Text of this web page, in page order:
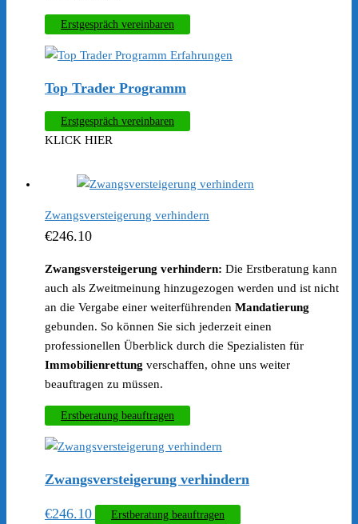
Erstgespräch vereinbaren
Top Trader Programm
Erstgespräch vereinbaren
KLICK HIER
Zwangsversteigerung verhindern
€246.10
Zwangsversteigerung verhindern: Die Erstberatung kann
auch als Zweitmeinung hinzugezogen werden und ist nicht
an die Vergabe einer weiterführenden Mandatierung
gebunden. So können Sie sich jederzeit einen
professionellen Überblick durch die Spezialisten für
Immobilienrettung verschaffen, ohne uns weiter
beauftragen zu müssen.
Erstberatung beauftragen
Zwangsversteigerung verhindern
€246.10 Erstberatung beauftragen